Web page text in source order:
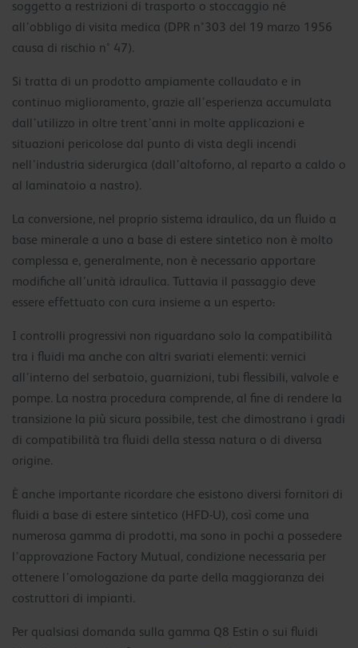
soggetto a restrizioni di trasporto o stoccaggio né
all’obbligo di visita medica (DPR n°303 del 19 marzo 1956
causa di rischio n° 47).
Si tratta di un prodotto ampiamente collaudato e in
continuo miglioramento, grazie all’esperienza accumulata
dall’utilizzo in oltre trent’anni in molte applicazioni e
situazioni pericolose dal punto di vista degli incendi
nell’industria siderurgica (dall’altoforno, al reparto a caldo o
al laminatoio a nastro).
La conversione, nel proprio sistema idraulico, da un fluido a
base minerale a uno a base di estere sintetico non è molto
complessa e, generalmente, non è necessario apportare
modifiche all’unità idraulica. Tuttavia il passaggio deve
essere effettuato con cura insieme a un esperto.
I controlli progressivi non riguardano solo la compatibilità
tra i fluidi ma anche con altri svariati elementi: vernici
all’interno del serbatoio, guarnizioni, tubi flessibili, valvole e
pompe. La nostra procedura comprende, al fine di rendere la
transizione la più sicura possibile, test che dimostrano i gradi
di compatibilità tra fluidi della stessa natura o di diversa
origine.
È anche importante ricordare che esistono diversi fornitori di
fluidi a base di estere sintetico (HFD-U), così come una
numerosa gamma di prodotti, ma sono in pochi a possedere
l’approvazione Factory Mutual, condizione necessaria per
ottenere l’omologazione da parte della maggioranza dei
costruttori di impianti.
Per qualsiasi domanda sulla gamma Q8 Estin o sui fluidi